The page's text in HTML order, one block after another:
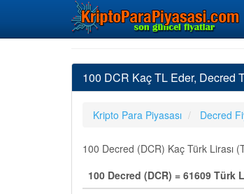
100 DCR Kaç TL Eder, Decred
Kripto Para Piyasası Decred
100 Decred (DCR) Kaç Türk Lirası
100 Decred (DCR) = 61609 Türk